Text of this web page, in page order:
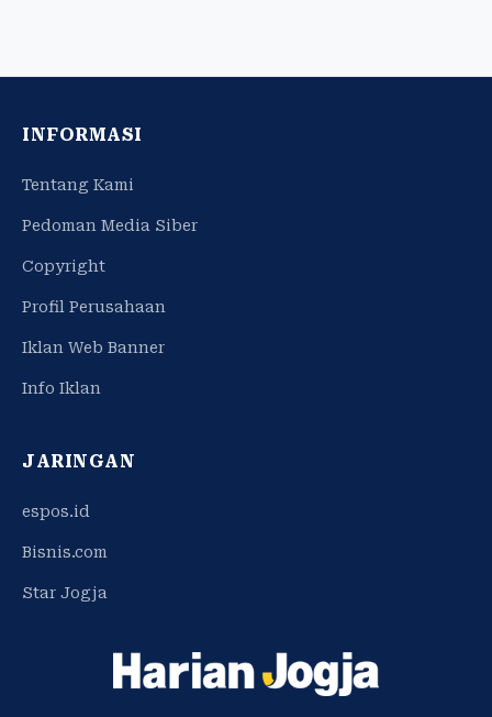
INFORMASI
Tentang Kami
Pedoman Media Siber
Copyright
Profil Perusahaan
Iklan Web Banner
Info Iklan
JARINGAN
espos.id
Bisnis.com
Star Jogja